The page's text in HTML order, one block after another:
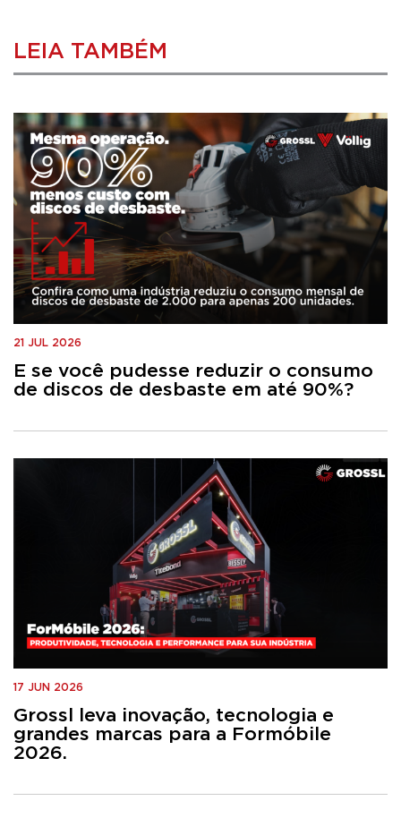
LEIA TAMBÉM
21 JUL 2026
E se você pudesse reduzir o consumo
de discos de desbaste em até 90%?
17 JUN 2026
Grossl leva inovação, tecnologia e
grandes marcas para a Formóbile
2026.